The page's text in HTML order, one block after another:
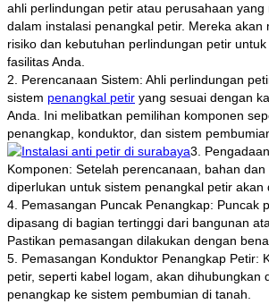
ahli perlindungan petir atau perusahaan yang
dalam instalasi penangkal petir. Mereka akan
risiko dan kebutuhan perlindungan petir
fasilitas Anda.
2. Perencanaan Sistem: Ahli perlindungan
sistem penangkal petir yang sesuai dengan
Anda. Ini melibatkan pemilihan komponen
penangkap, konduktor, dan sistem
3.
Komponen: Setelah perencanaan, bahan
diperlukan untuk sistem penangkal petir akan
4. Pemasangan Puncak Penangkap: Puncak
dipasang di bagian tertinggi dari bangunan
Pastikan pemasangan dilakukan dengan
5. Pemasangan Konduktor Penangkap Petir:
petir, seperti kabel logam, akan dihubungkan
penangkap ke sistem pembumian di tanah.